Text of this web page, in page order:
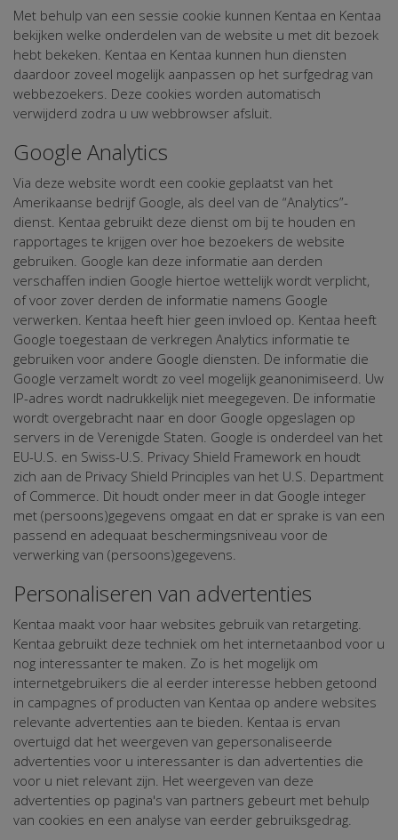
Met behulp van een sessie cookie kunnen Kentaa en Kentaa
bekijken welke onderdelen van de website u met dit bezoek
hebt bekeken. Kentaa en Kentaa kunnen hun diensten
daardoor zoveel mogelijk aanpassen op het surfgedrag van
webbezoekers. Deze cookies worden automatisch
verwijderd zodra u uw webbrowser afsluit.
Google Analytics
Via deze website wordt een cookie geplaatst van het
Amerikaanse bedrijf Google, als deel van de “Analytics”-
dienst. Kentaa gebruikt deze dienst om bij te houden en
rapportages te krijgen over hoe bezoekers de website
gebruiken. Google kan deze informatie aan derden
verschaffen indien Google hiertoe wettelijk wordt verplicht,
of voor zover derden de informatie namens Google
verwerken. Kentaa heeft hier geen invloed op. Kentaa heeft
Google toegestaan de verkregen Analytics informatie te
gebruiken voor andere Google diensten. De informatie die
Google verzamelt wordt zo veel mogelijk geanonimiseerd. Uw
IP-adres wordt nadrukkelijk niet meegegeven. De informatie
wordt overgebracht naar en door Google opgeslagen op
servers in de Verenigde Staten. Google is onderdeel van het
EU-U.S. en Swiss-U.S. Privacy Shield Framework en houdt
zich aan de Privacy Shield Principles van het U.S. Department
of Commerce. Dit houdt onder meer in dat Google integer
met (persoons)gegevens omgaat en dat er sprake is van een
passend en adequaat beschermingsniveau voor de
verwerking van (persoons)gegevens.
Personaliseren van advertenties
Kentaa maakt voor haar websites gebruik van retargeting.
Kentaa gebruikt deze techniek om het internetaanbod voor u
nog interessanter te maken. Zo is het mogelijk om
internetgebruikers die al eerder interesse hebben getoond
in campagnes of producten van Kentaa op andere websites
relevante advertenties aan te bieden. Kentaa is ervan
overtuigd dat het weergeven van gepersonaliseerde
advertenties voor u interessanter is dan advertenties die
voor u niet relevant zijn. Het weergeven van deze
advertenties op pagina's van partners gebeurt met behulp
van cookies en een analyse van eerder gebruiksgedrag.